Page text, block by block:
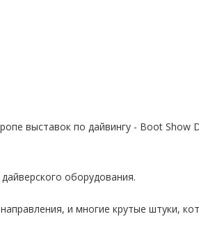
выставок по дайвингу - Boot Show
оборудования.
и многие крутые штуки,